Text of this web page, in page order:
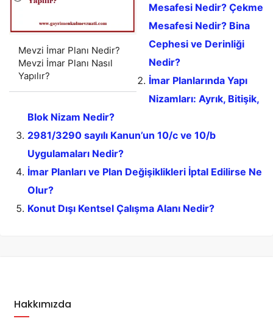
Mevzi İmar Planı Nedir?
Mevzi İmar Planı Nasıl
Yapılır?
Mesafesi Nedir? Çekme
Mesafesi Nedir? Bina
Cephesi ve Derinliği
Nedir?
İmar Planlarında Yapı
Nizamları: Ayrık, Bitişik,
Blok Nizam Nedir?
2981/3290 sayılı Kanun’un 10/c ve 10/b
Uygulamaları Nedir?
İmar Planları ve Plan Değişiklikleri İptal Edilirse Ne
Olur?
Konut Dışı Kentsel Çalışma Alanı Nedir?
Hakkımızda